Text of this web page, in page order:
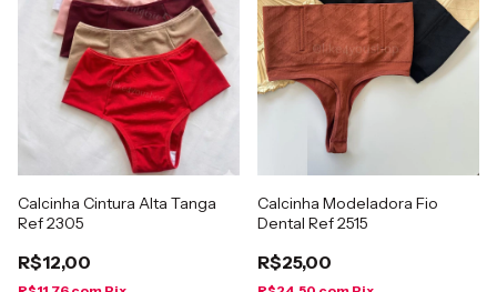
Calcinha Cintura Alta Tanga
Ref 2305
R$12,00
Calcinha Modeladora Fio
Dental Ref 2515
R$25,00